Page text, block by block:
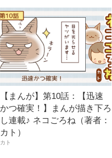
【まんが】第10話：【迅速
かつ確実！】まんが描き下ろ
し連載♪ ネコごろね（著者：
カト）
カト